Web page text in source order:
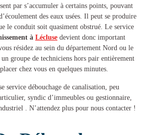
par s’accumuler à certains points, pouvant
des eaux usées. Il peut se produire
le conduit soit quasiment obstrué. Le service
à Lécluse devient donc important
résidez au sein du département Nord ou le
un groupe de techniciens hors pair entièrement
chez vous en quelques minutes.
service débouchage de canalisation , peu
syndic d’immeubles ou gestionnaire,
. N’attendez plus pour nous contacter !